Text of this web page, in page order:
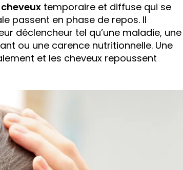
cheveux temporaire et diffuse qui se
passent en phase de repos. Il
déclencheur tel qu’une maladie, une
ou une carence nutritionnelle. Une
et les cheveux repoussent